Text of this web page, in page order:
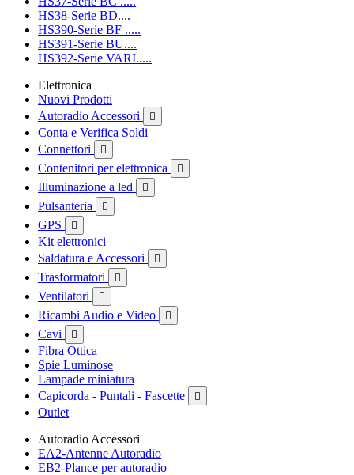
HS38-Serie BD....
HS390-Serie BF .....
HS391-Serie BU....
HS392-Serie VARI.....
Elettronica
Nuovi Prodotti
Autoradio Accessori

Conta e Verifica Soldi
Connettori

Contenitori per elettronica 
Illuminazione a led 
Pulsanteria 
GPS 
Kit elettronici
Saldatura e Accessori

Trasformatori 
Ventilatori 
Ricambi Audio e Video 
Cavi 
Fibra Ottica
Spie Luminose
Lampade miniatura
Capicorda - Puntali - Fascette

Outlet
Autoradio Accessori
EA2-Antenne Autoradio
EB2-Plance per autoradio